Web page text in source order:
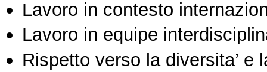
Lavoro in contesto
Lavoro in equipe
Rispetto verso la diversita’ e